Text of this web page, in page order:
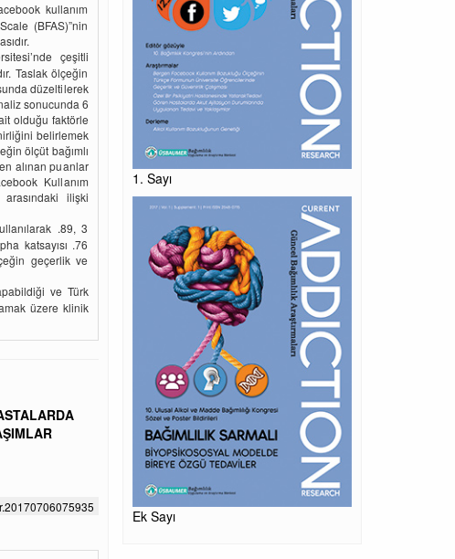
kullanım
(BFAS)”nin
çeşitli
Taslak ölçeğin
düzeltilerek
sonucunda 6
olduğu faktörle
belirlemek
ölçüt bağımlı
alınan puanlar
Kullanım
arasındaki ilişki
.89, 3
katsayısı .76
geçerlik ve
ve Türk
üzere klinik
1. Sayı
Ek Sayı